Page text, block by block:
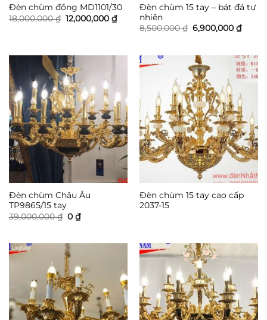
Đèn chùm đồng MD1101/30
18,000,000₫ Giá
gốc
12,000,000 ₫Giá
hiện
Đèn chùm 15 tay – bát đá tự
nhiên
8,500,000₫ Giá
gốc
6,900,000 ₫Giá
hiện
Đèn chùm Châu Âu
TP9865/15 tay
39,000,000₫ Giá
gốc
0 ₫Giá
hiện
0 ₫.
Đèn chùm 15 tay cao cấp
2037-15